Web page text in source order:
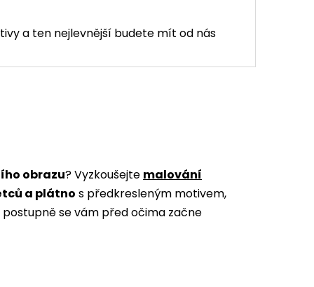
a ten nejlevnější budete mít od nás
obrazu? Vyzkoušejte malování
a plátno s předkresleným motivem,
se vám před očima začne